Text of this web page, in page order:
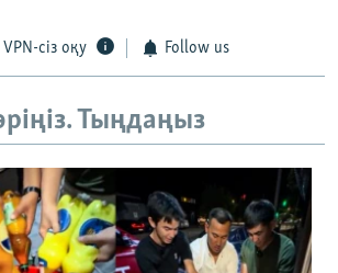
VPN-сіз оқу Follow us
Тыңдаңыз